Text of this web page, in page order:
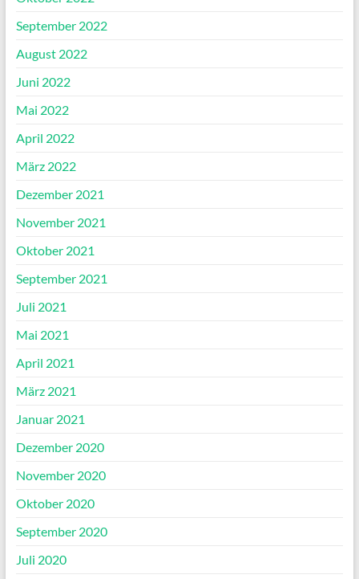
September 2022
August 2022
Juni 2022
Mai 2022
April 2022
März 2022
Dezember 2021
November 2021
Oktober 2021
September 2021
Juli 2021
Mai 2021
April 2021
März 2021
Januar 2021
Dezember 2020
November 2020
Oktober 2020
September 2020
Juli 2020